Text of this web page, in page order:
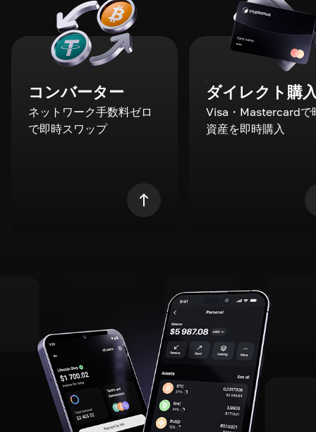
コンバーター
ネットワーク手数料ゼロ
で即時スワップ
ダイレクト購
Visa・Mastercardで
資産を即時購入